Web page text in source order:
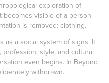
exploration of
becomes visible of a person
is removed: clothing.
as a social system of signs. It
style, and cultural
even begins. In Beyond
withdrawn.